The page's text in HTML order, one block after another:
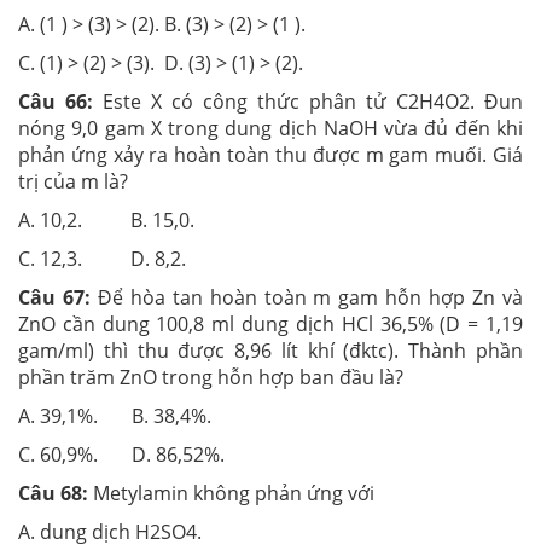
A. (1 ) > (3) > (2). B. (3) > (2) > (1 ).
C. (1) > (2) > (3). D. (3) > (1) > (2).
Câu 66: Este X có công thức phân tử C2H4O2. Đun
nóng 9,0 gam X trong dung dịch NaOH vừa đủ đến khi
phản ứng xảy ra hoàn toàn thu được m gam muối. Giá
trị của m là?
A. 10,2. B. 15,0.
C. 12,3. D. 8,2.
Câu 67: Để hòa tan hoàn toàn m gam hỗn hợp Zn và
ZnO cần dung 100,8 ml dung dịch HCl 36,5% (D = 1,19
gam/ml) thì thu được 8,96 lít khí (đktc). Thành phần
phần trăm ZnO trong hỗn hợp ban đầu là?
A. 39,1%. B. 38,4%.
C. 60,9%. D. 86,52%.
Câu 68: Metylamin không phản ứng với
A. dung dịch H2SO4.